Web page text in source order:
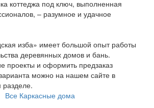
коттеджа под ключ, выполненная
– разумное и удачное
изба» имеет большой опыт работы
деревянных домов и бань.
проекты и оформить предзаказ
можно на нашем сайте в
разделе.
Все Каркасные дома